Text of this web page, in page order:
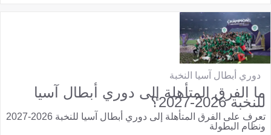
دوري أبطال آسيا النخبة
ما الفرق المتأهلة إلى دوري أبطال آسيا
للنخبة 2026-2027؟
تعرف على الفرق المتأهلة إلى دوري أبطال آسيا للنخبة 2026-2027
ونظام البطولة